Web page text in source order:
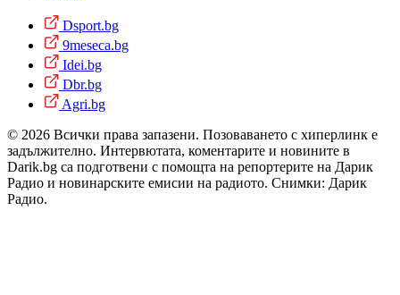
Dsport.bg
9meseca.bg
Idei.bg
Dbr.bg
Agri.bg
© 2026 Всички права запазени. Позоваването с хиперлинк е
задължително. Интервютата, коментарите и новините в
Darik.bg са подготвени с помощта на репортерите на Дарик
Радио и новинарските емисии на радиото. Снимки: Дарик
Радио.